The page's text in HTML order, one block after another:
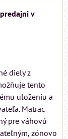
v
diely z
tento
uloženiu a
Matrac
pre váhovú
zónovo